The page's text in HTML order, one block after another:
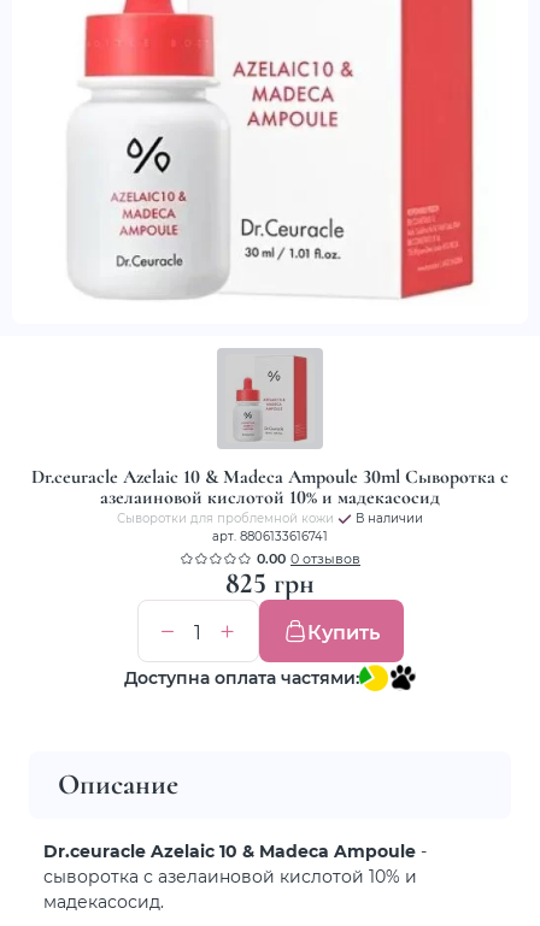
Dr.ceuracle Azelaic 10 & Madeca Ampoule 30ml Сыворотка с
азелаиновой кислотой 10% и мадекасосид
Сыворотки для проблемной кожи
В наличии
арт. 8806133616741
0.00 0 отзывов
825 грн
Купить
Доступна оплата частями:
Описание
Dr.ceuracle Azelaic 10 & Madeca Ampoule -
сыворотка с азелаиновой кислотой 10% и
мадекасосид.